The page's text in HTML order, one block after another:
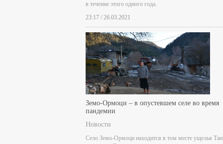
в течение этого одного года.
23:17 / 26.03.2021
Земо-Ормоци – в опустевшем селе во время
пандемии
Новости
Село Земо-Ормоци находится в том месте ущелья